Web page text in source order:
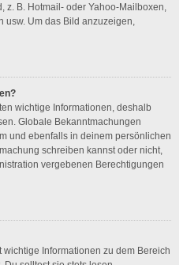
B. Hotmail- oder Yahoo-Mailboxen,
usw. Um das Bild anzuzeigen,
wichtige Informationen, deshalb
Globale Bekanntmachungen
und ebenfalls in deinem persönlichen
schreiben kannst oder nicht,
vergebenen Berechtigungen
Informationen zu dem Bereich